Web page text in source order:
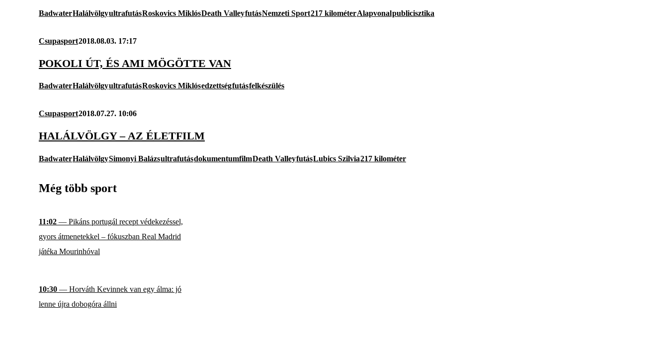
BadwaterHalálvölgyultrafutásRoskovics MiklósDeath ValleyfutásNemzeti Sport217 kilométerAlapvonalpublicisztika
Csupasport2018.08.03. 17:17
POKOLI ÚT, ÉS AMI MÖGÖTTE VAN
BadwaterHalálvölgyultrafutásRoskovics Miklósedzettségfutásfelkészülés
Csupasport2018.07.27. 10:06
HALÁLVÖLGY – AZ ÉLETFILM
BadwaterHalálvölgySimonyi BalázsultrafutásdokumentumfilmDeath ValleyfutásLubics Szilvia217 kilométer
Még több sport
11:02 — Pikáns portugál recept védekezéssel,
gyors átmenetekkel – fókuszban Real Madrid
játéka Mourinhóval
10:30 — Horváth Kevinnek van egy álma: jó
lenne újra dobogóra állni